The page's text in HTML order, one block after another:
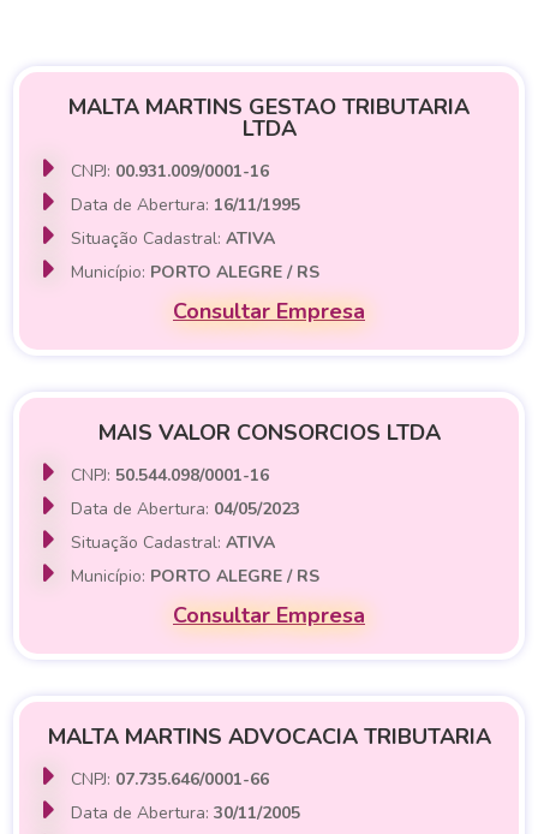
MALTA MARTINS GESTAO TRIBUTARIA
LTDA
CNPJ: 00.931.009/0001-16
Data de Abertura: 16/11/1995
Situação Cadastral:ATIVA
Município: PORTO ALEGRE / RS
Consultar Empresa
MAIS VALOR CONSORCIOS LTDA
CNPJ: 50.544.098/0001-16
Data de Abertura: 04/05/2023
Situação Cadastral:ATIVA
Município: PORTO ALEGRE / RS
Consultar Empresa
MALTA MARTINS ADVOCACIA TRIBUTARIA
CNPJ: 07.735.646/0001-66
Data de Abertura:30/11/2005